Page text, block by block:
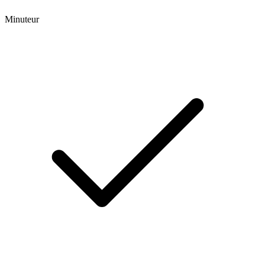
Minuteur